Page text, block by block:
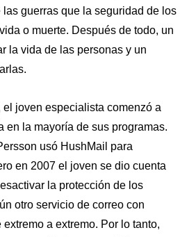
guerras que la seguridad de los
o muerte. Después de todo, un
la vida de las personas y un
joven especialista comenzó a
en la mayoría de sus programas.
usó HushMail para
en 2007 el joven se dio cuenta
la protección de los
otro servicio de correo con
a extremo. Por lo tanto,